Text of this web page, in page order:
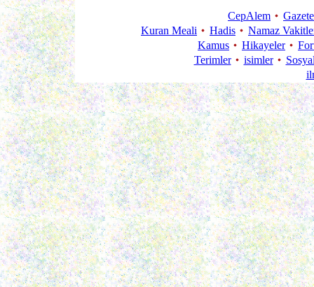
CepAlem
Kuran Meali
Hadis
Namaz
Kamus
Hikayeler
Terimler
isimler